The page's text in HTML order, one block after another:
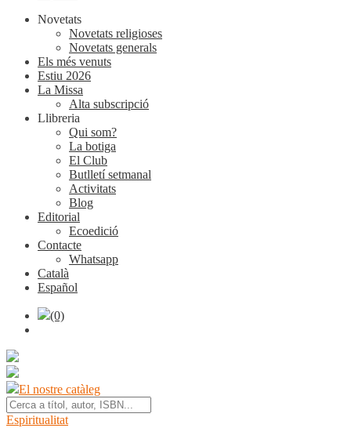
Novetats
Novetats religioses
Novetats generals
Els més venuts
Estiu 2026
La Missa
Alta subscripció
Llibreria
Qui som?
La botiga
El Club
Butlletí setmanal
Activitats
Blog
Editorial
Ecoedició
Contacte
Whatsapp
Català
Español
(0)
El nostre catàleg
Espiritualitat